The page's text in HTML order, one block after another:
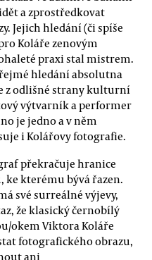
a zprostředkovat
Jejich hledání (či spíše
Koláře zenovým
praxi stal mistrem.
hledání absolutna
z odlišné strany kulturní
výtvarník a performer
je jedno a v něm
i Kolářovy fotografie.
překračuje hranice
kterému bývá řazen.
své surreálné výjevy,
že klasický černobílý
okem Viktora Koláře
fotografického obrazu,
ani